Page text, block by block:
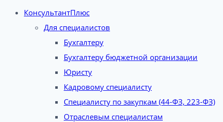
КонсультантПлюс
Для специалистов
Бухгалтеру
Бухгалтеру бюджетной организации
Юристу
Кадровому специалисту
Специалисту по закупкам (44-ФЗ, 223-ФЗ)
Отраслевым специалистам